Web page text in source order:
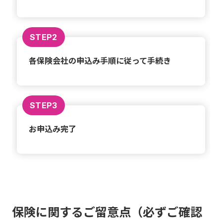
STEP2
各保険会社の申込み手順に従って手続き
STEP3
お申込み完了
保険に関するご留意点（必ずご確認